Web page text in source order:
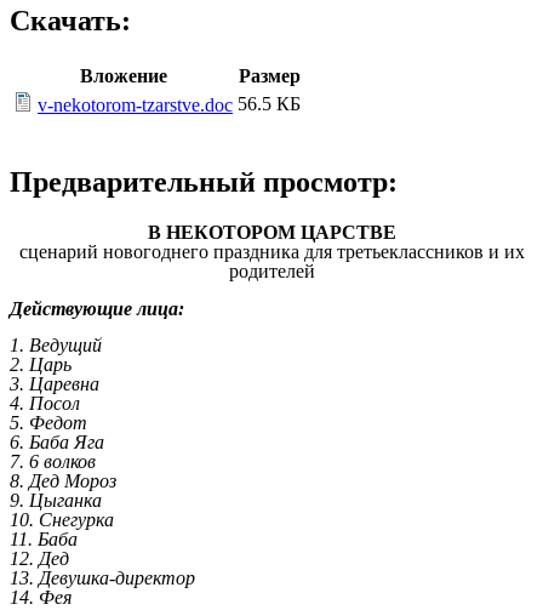
Скачать:
Вложение
Размер
v-nekotorom-tzarstve.doc 56.5 КБ
Предварительный просмотр:
В НЕКОТОРОМ ЦАРСТВЕ
сценарий новогоднего праздника для третьеклассников и их
родителей
Действующие лица:
1. Ведущий
2. Царь
3. Царевна
4. Посол
5. Федот
6. Баба Яга
7. 6 волков
8. Дед Мороз
9. Цыганка
10. Снегурка
11. Баба
12. Дед
13. Девушка-директор
14. Фея